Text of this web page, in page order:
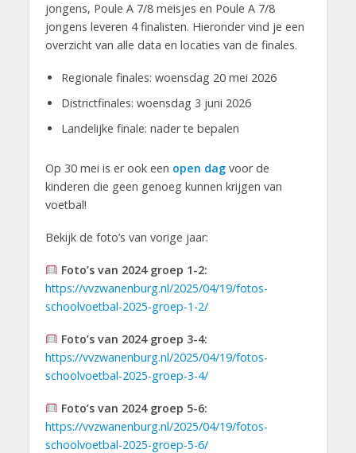
jongens, Poule A 7/8 meisjes en Poule A 7/8
jongens leveren 4 finalisten. Hieronder vind je een
overzicht van alle data en locaties van de finales.
Regionale finales: woensdag 20 mei 2026
Districtfinales: woensdag 3 juni 2026
Landelijke finale: nader te bepalen
Op 30 mei is er ook een open dagvoor de
kinderen die geen genoeg kunnen krijgen van
voetbal!
Bekijk de foto’s van vorige jaar:
Foto’s van 2024 groep 1-2:
https://vvzwanenburg.nl/2025/04/19/fotos-
schoolvoetbal-2025-groep-1-2/
Foto’s van 2024 groep 3-4:
https://vvzwanenburg.nl/2025/04/19/fotos-
schoolvoetbal-2025-groep-3-4/
Foto’s van 2024 groep 5-6:
https://vvzwanenburg.nl/2025/04/19/fotos-
schoolvoetbal-2025-groep-5-6/